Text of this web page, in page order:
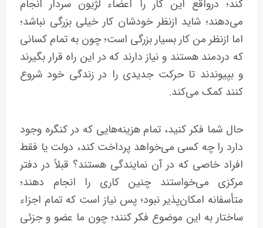
کند؛ درواقع این کار را اعضاء لژیون سردار انجام
می‌دهند؛ شاید ازنظر خودشان کار خیلی بزرگی نباشد؛
اما ازنظر من کار بسیار بزرگی است؛ چون به تمام کسانی
که دردمند هستند و نیاز دارند که در این راه قرار بگیرند
و بپیوندند تا حرکت جدیدی را در زندگی خود شروع
کنند کمک می‌کند.
حال شما فکر کنید، تمام هزینه‌هایی که در کنگره وجود
دارد را چه کسی می‌خواهد پرداخت کند، دولت یا فقط
افراد خاصی که در آن نمایندگی هستند؟ قبلاً در دفتر
مرکزی می‌خواستند چنین کاری را انجام دهند؛
متأسفانه امکان‌پذیر نبود؛ پس‌ نیاز است که تمام اجزاء
ساختار به این موضوع فکر کنند؛ چون ما عضو و جزئی